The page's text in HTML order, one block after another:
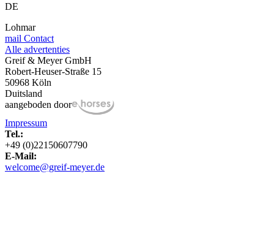
DE
Lohmar
mail Contact
Alle advertenties
Greif & Meyer GmbH
Robert-Heuser-Straße 15
50968 Köln
Duitsland
aangeboden door
Impressum
Tel.:
+49 (0)22150607790
E-Mail:
welcome@greif-meyer.de